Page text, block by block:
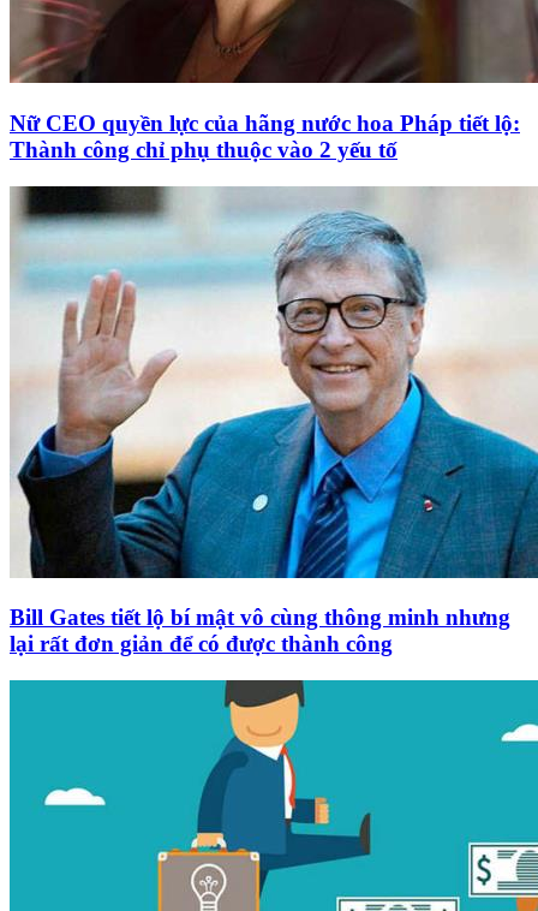
Nữ CEO quyền lực của hãng nước hoa Pháp tiết lộ:
Thành công chỉ phụ thuộc vào 2 yếu tố
Bill Gates tiết lộ bí mật vô cùng thông minh nhưng
lại rất đơn giản để có được thành công